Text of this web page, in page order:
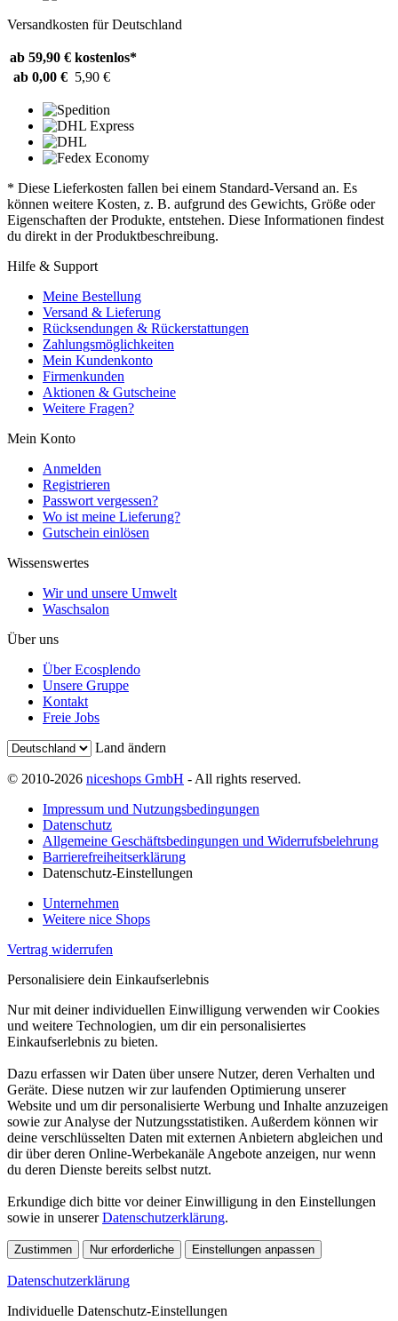
Versandkosten für Deutschland
ab 59,90 € kostenlos*
ab 0,00 € 5,90 €
* Diese Lieferkosten fallen bei einem Standard-Versand an. Es
können weitere Kosten, z. B. aufgrund des Gewichts, Größe oder
Eigenschaften der Produkte, entstehen. Diese Informationen findest
du direkt in der Produktbeschreibung.
Hilfe & Support
Meine Bestellung
Versand & Lieferung
Rücksendungen & Rückerstattungen
Zahlungsmöglichkeiten
Mein Kundenkonto
Firmenkunden
Aktionen & Gutscheine
Weitere Fragen?
Mein Konto
Anmelden
Registrieren
Passwort vergessen?
Wo ist meine Lieferung?
Gutschein einlösen
Wissenswertes
Wir und unsere Umwelt
Waschsalon
Über uns
Über Ecosplendo
Unsere Gruppe
Kontakt
Freie Jobs
Land ändern
© 2010-2026 niceshops GmbH - All rights reserved.
Impressum und Nutzungsbedingungen
Datenschutz
Allgemeine Geschäftsbedingungen und Widerrufsbelehrung
Barrierefreiheitserklärung
Datenschutz-Einstellungen
Unternehmen
Weitere nice Shops
Vertrag widerrufen
Personalisiere dein Einkaufserlebnis
Nur mit deiner individuellen Einwilligung verwenden wir Cookies
und weitere Technologien, um dir ein personalisiertes
Einkaufserlebnis zu bieten.
Dazu erfassen wir Daten über unsere Nutzer, deren Verhalten und
Geräte. Diese nutzen wir zur laufenden Optimierung unserer
Website und um dir personalisierte Werbung und Inhalte anzuzeigen
sowie zur Analyse der Nutzungsstatistiken. Außerdem können wir
deine verschlüsselten Daten mit externen Anbietern abgleichen und
dir über deren Online-Werbekanäle Angebote anzeigen, nur wenn
du deren Dienste bereits selbst nutzt.
Erkundige dich bitte vor deiner Einwilligung in den Einstellungen
sowie in unsererDatenschutzerklärung.
Zustimmen Nur erforderliche Einstellungen anpassen
Datenschutzerklärung
Individuelle Datenschutz-Einstellungen